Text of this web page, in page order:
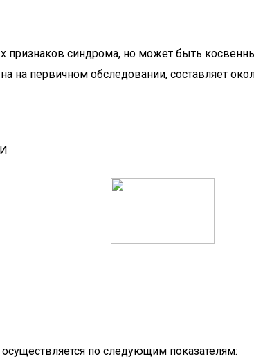
признаков синдрома, но может быть
первичном обследовании, составляет
по следующим показателям: